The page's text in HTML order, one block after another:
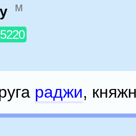
м
раджи,